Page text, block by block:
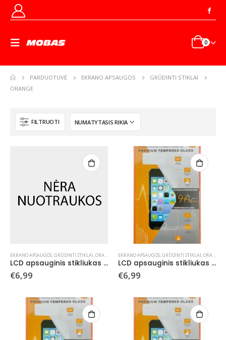
0
PARDUOTUVĖ EKRANO APSAUGOS
GRŪDINTI STIKLAI
ORANGE
FILTRUOTI
EKRANO APSAUGOS,GRŪDINTI STIKLAI,ORANGE
LCD apsauginis stikliukas Orange Apple iPhone 15/15 Pro
€6,99
EKRANO APSAUGOS,GRŪDINTI STIKLAI,ORANGE
LCD apsauginis stikliukas Orange Apple iPhone 7/8/SE 2020/SE 2022
€6,99